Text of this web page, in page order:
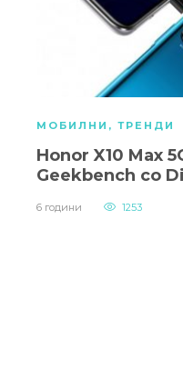
МОБИЛНИ , ТРЕНДИ
Honor X10 Max
Geekbench со
6 години 1253